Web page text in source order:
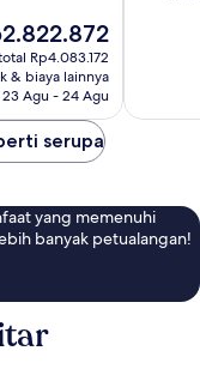
Rp4.083.172
& biaya lainnya
23 Agu - 24 Agu
serupa
yang memenuhi
banyak petualangan!